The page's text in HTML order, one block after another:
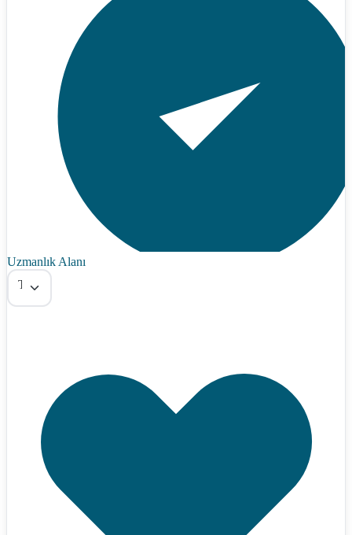
Uzmanlık Alanı
Tümü